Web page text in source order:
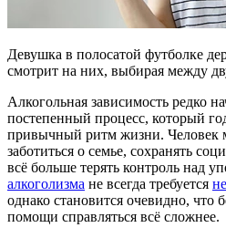
Девушка в полосатой футболке
смотрит на них, выбирая между
Алкогольная зависимость редко
постепенный процесс, который
привычный ритм жизни. Человек
заботиться о семье, сохранять
всё больше терять контроль над
алкоголизма не всегда требуется
однако становится очевидно, что
помощи справляться всё сложнее.